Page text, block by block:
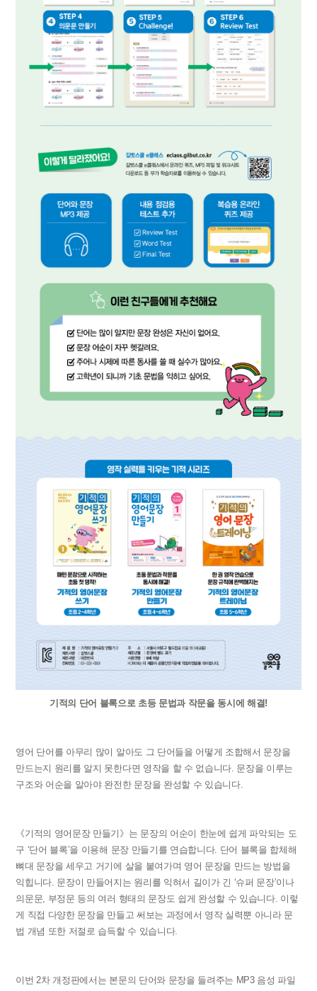
기적의 단어 블록으로 초등 문법과 작문을 동시에 해결!
영어 단어를 아무리 많이 알아도 그 단어들을 어떻게 조합해서 문장을
만드는지 원리를 알지 못한다면 영작을 할 수 없습니다. 문장을 이루는
구조와 어순을 알아야 완전한 문장을 완성할 수 있습니다.
《기적의 영어문장 만들기》는 문장의 어순이 한눈에 쉽게 파악되는 도
구 ‘단어 블록’을 이용해 문장 만들기를 연습합니다. 단어 블록을 합체해
뼈대 문장을 세우고 거기에 살을 붙여가며 영어 문장을 만드는 방법을
익힙니다. 문장이 만들어지는 원리를 익혀서 길이가 긴 ‘슈퍼 문장’이나
의문문, 부정문 등의 여러 형태의 문장도 쉽게 완성할 수 있습니다. 이렇
게 직접 다양한 문장을 만들고 써보는 과정에서 영작 실력뿐 아니라 문
법 개념 또한 저절로 습득할 수 있습니다.
이번 2차 개정판에서는 본문의 단어와 문장을 들려주는 MP3 음성 파일